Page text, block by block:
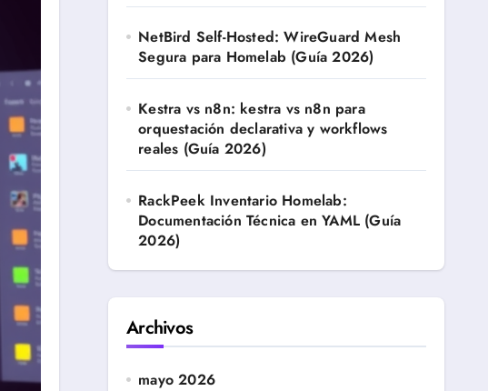
NetBird Self-Hosted: WireGuard Mesh
Segura para Homelab (Guía 2026)
Kestra vs n8n: kestra vs n8n para
orquestación declarativa y workflows
reales (Guía 2026)
RackPeek Inventario Homelab:
Documentación Técnica en YAML (Guía
2026)
Archivos
mayo 2026